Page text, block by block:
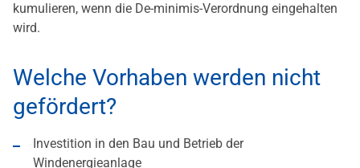
kumulieren, wenn die De-minimis-Verordnung eingehalten
wird.
Welche Vorhaben werden nicht
gefördert?
Investition in den Bau und Betrieb der
Windenergieanlage